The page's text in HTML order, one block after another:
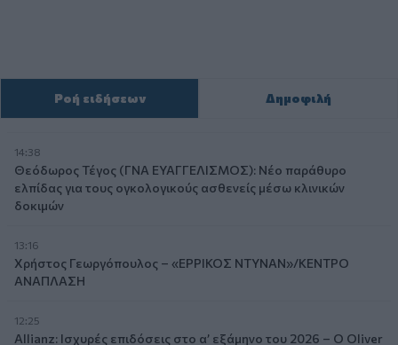
Ροή ειδήσεων Δημοφιλή
14:38
Θεόδωρος Τέγος (ΓΝΑ ΕΥΑΓΓΕΛΙΣΜΟΣ): Νέο παράθυρο
ελπίδας για τους ογκολογικούς ασθενείς μέσω κλινικών
δοκιμών
13:16
Χρήστος Γεωργόπουλος – «ΕΡΡΙΚΟΣ ΝΤΥΝΑΝ»/ΚΕΝΤΡΟ
ΑΝΑΠΛΑΣΗ
12:25
Allianz: Ισχυρές επιδόσεις στο α’ εξάμηνο του 2026 – Ο Oliver